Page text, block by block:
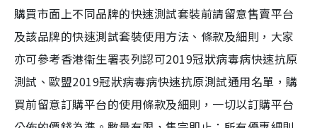
購買市面上不同品牌的快速測試套裝前請留意售賣平台
及該品牌的快速測試套裝使用方法、條款及細則，大家
亦可參考香港衞生署表列認可2019冠狀病毒病快速抗原
測試、歐盟2019冠狀病毒病快速抗原測試通用名單，購
買前留意訂購平台的使用條款及細則，一切以訂購平台